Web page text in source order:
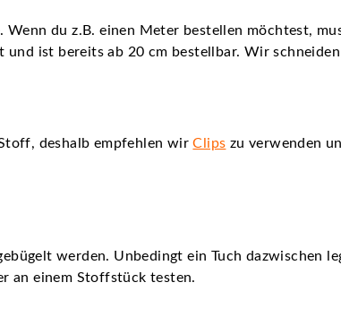
du z.B. einen Meter bestellen möchtest,
ist bereits ab 20 cm bestellbar. Wir
deshalb empfehlen wirClips zu verwenden
werden. Unbedingt ein Tuch dazwischen
an einem Stoffstück testen.